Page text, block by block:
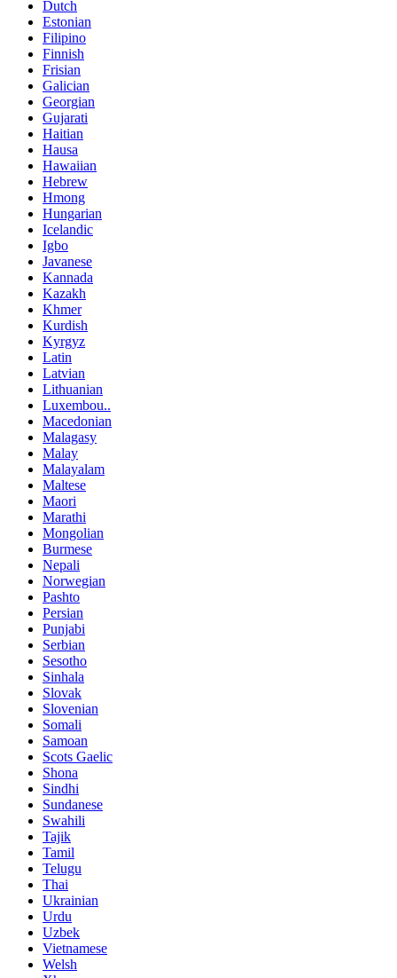
Dutch
Estonian
Filipino
Finnish
Frisian
Galician
Georgian
Gujarati
Haitian
Hausa
Hawaiian
Hebrew
Hmong
Hungarian
Icelandic
Igbo
Javanese
Kannada
Kazakh
Khmer
Kurdish
Kyrgyz
Latin
Latvian
Lithuanian
Luxembou..
Macedonian
Malagasy
Malay
Malayalam
Maltese
Maori
Marathi
Mongolian
Burmese
Nepali
Norwegian
Pashto
Persian
Punjabi
Serbian
Sesotho
Sinhala
Slovak
Slovenian
Somali
Samoan
Scots Gaelic
Shona
Sindhi
Sundanese
Swahili
Tajik
Tamil
Telugu
Thai
Ukrainian
Urdu
Uzbek
Vietnamese
Welsh